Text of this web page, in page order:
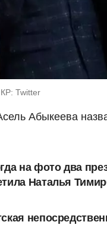
Twitter
Абыкеева
на фото два
Наталья